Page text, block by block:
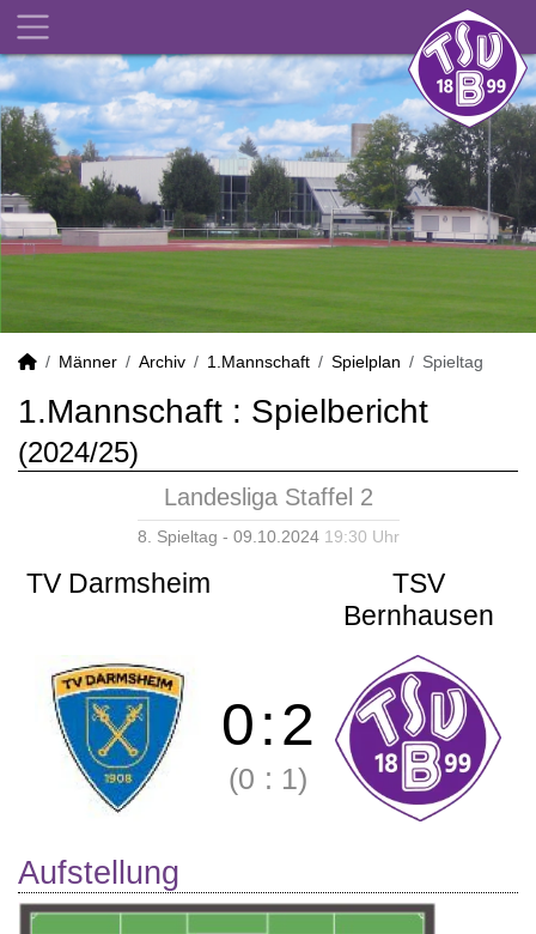
Männer Archiv 1.Mannschaft Spielplan Spieltag
1.Mannschaft : Spielbericht
(2024/25)
Landesliga Staffel 2
8. Spieltag - 09.10.2024 19:30 Uhr
TV Darmsheim
TSV
Bernhausen
0:2
(0 : 1)
Aufstellung